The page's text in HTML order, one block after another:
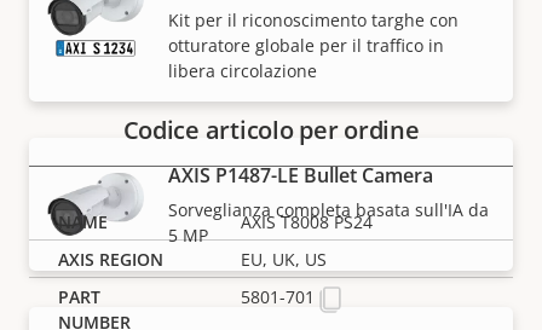
Kit per il riconoscimento targhe con
otturatore globale per il traffico in
libera circolazione
AXIS P1487-LE Bullet Camera
Sorveglianza completa basata sull'IA da
5 MP
Codici
Codice articolo per ordine
AXIS T8008 PS24
EU, UK, US
5801-701